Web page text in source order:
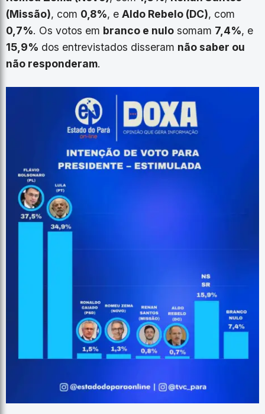
(Missão), com 0,8%, e Aldo Rebelo (DC), com
0,7%. Os votos em branco e nulo somam 7,4%, e
15,9% dos entrevistados disseram não saber ou
não responderam.